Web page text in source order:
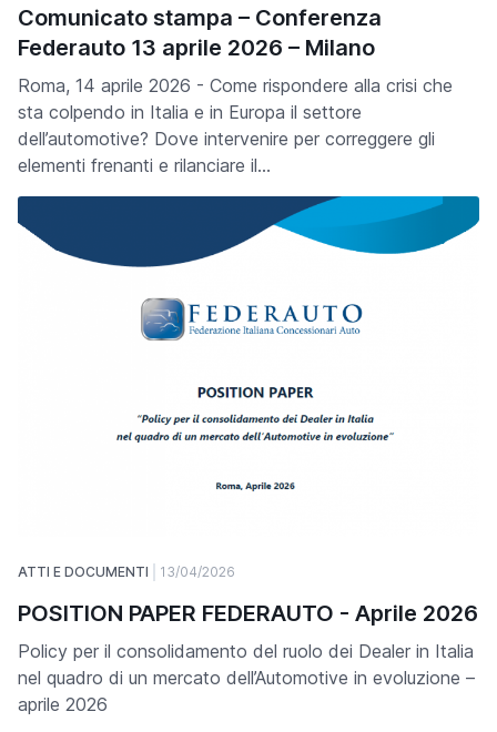
Comunicato stampa – Conferenza
Federauto 13 aprile 2026 – Milano
Roma, 14 aprile 2026 - Come rispondere alla crisi che
sta colpendo in Italia e in Europa il settore
dell’automotive? Dove intervenire per correggere gli
elementi frenanti e rilanciare il…
ATTI E DOCUMENTI 13/04/2026
POSITION PAPER FEDERAUTO - Aprile 2026
Policy per il consolidamento del ruolo dei Dealer in Italia
nel quadro di un mercato dell’Automotive in evoluzione –
aprile 2026